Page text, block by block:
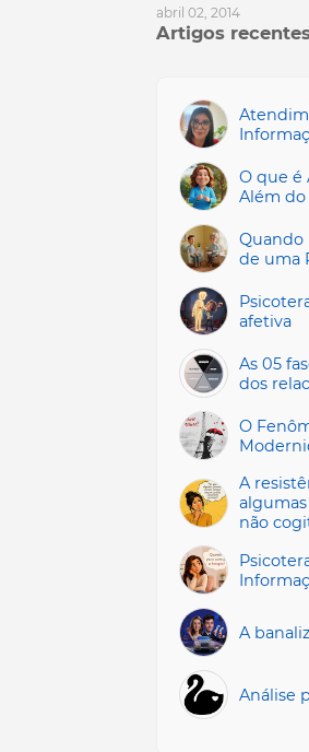
abril 02, 2014
Artigos
O que é
Além do
Quando
de uma
afetiva
As 05
dos
O
A
não
A
Análise